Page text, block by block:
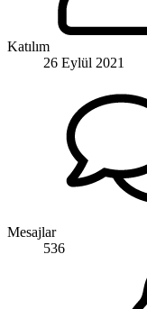
Katılım
26 Eylül 2021
Mesajlar
536